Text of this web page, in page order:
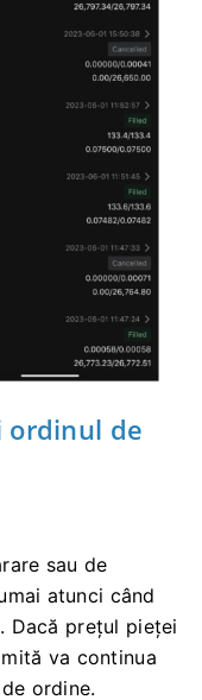
afișarea
Faceți
a vedea